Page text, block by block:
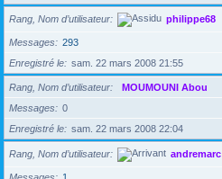
Rang, Nom d’utilisateur philippe68
Messages
293
Enregistré le
sam. 22 mars 2008 21:55
Rang, Nom d’utilisateur
MOUMOUNI Abou
Messages
0
Enregistré le
sam. 22 mars 2008 22:04
Rang, Nom d’utilisateur andremarc